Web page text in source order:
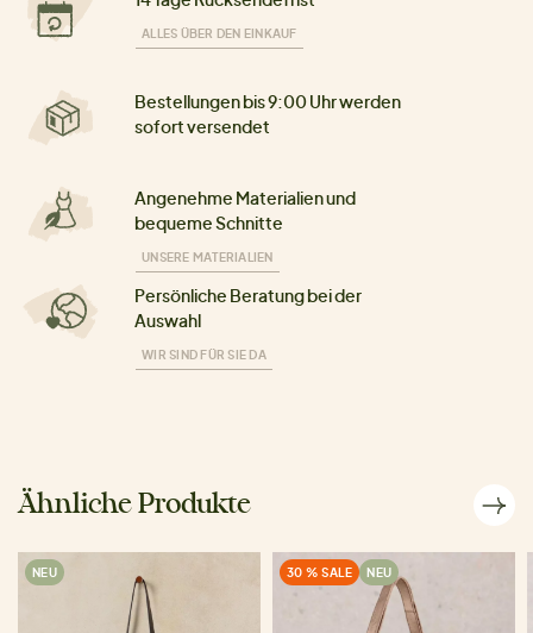
ALLES ÜBER DEN EINKAUF
Bestellungen bis 9:00 Uhr werden
sofort versendet
Angenehme Materialien und
bequeme Schnitte
UNSERE MATERIALIEN
Persönliche Beratung bei der
Auswahl
WIR SIND FÜR SIE DA
Ähnliche Produkte
NEU 30 % SALE NEU